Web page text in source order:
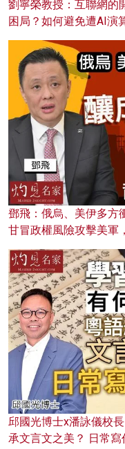
劉寧榮教授：互聯網的
困局？如何避免遭AI演
鄧飛：俄烏、美伊多方
甘冒政權風險攻擊美軍
邱國光博士x潘詠儀校
承文言文之美？ 日常寫